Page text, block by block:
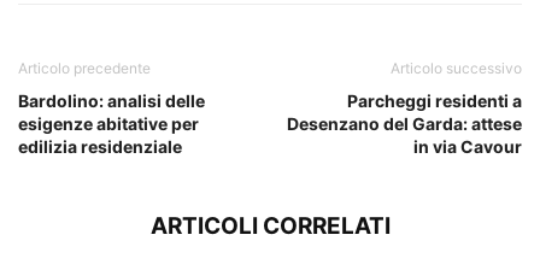
Articolo precedente
Bardolino: analisi delle
esigenze abitative per
edilizia residenziale
Articolo successivo
Parcheggi residenti a
Desenzano del Garda: attese
in via Cavour
ARTICOLI CORRELATI